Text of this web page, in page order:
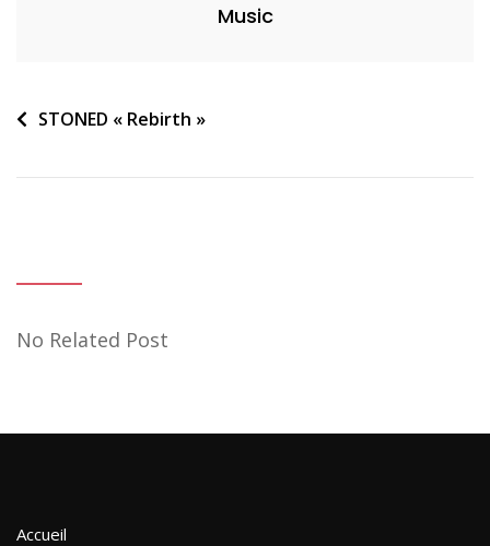
Music
Navigation
l’article
STONED « Rebirth »
No Related Post
Accueil